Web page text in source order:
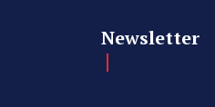
Newsletter